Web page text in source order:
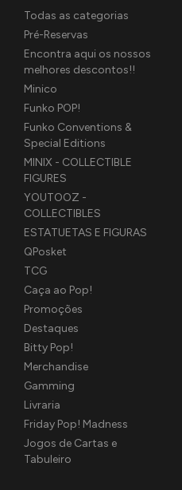
Todas as categorias
Pré-Reservas
Encontra aqui os nossos
melhores descontos!!
Minico
Funko POP!
Funko Conventions &
Special Editions
MINIX - COLLECTIBLE
FIGURES
YOUTOOZ -
COLLECTIBLES
ESTATUETAS E FIGURAS
QPosket
TCG
Caça ao Pop!
Promoções
Destaques
Bitty Pop!
Merchandise
Gamming
Livraria
Friday Pop! Madness
Jogos de Cartas e
Tabuleiro